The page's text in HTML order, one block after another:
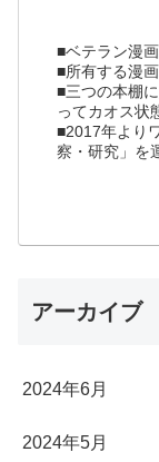
■ベテラン漫
■所有する漫
■三つの本棚
ってカオス状
■2017年より
察・研究」を
アーカイブ
2024年6月
2024年5月